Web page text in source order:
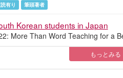
有り 筆頭著者
Korean students in Japan
More Than Word Teaching for a
もっとみる